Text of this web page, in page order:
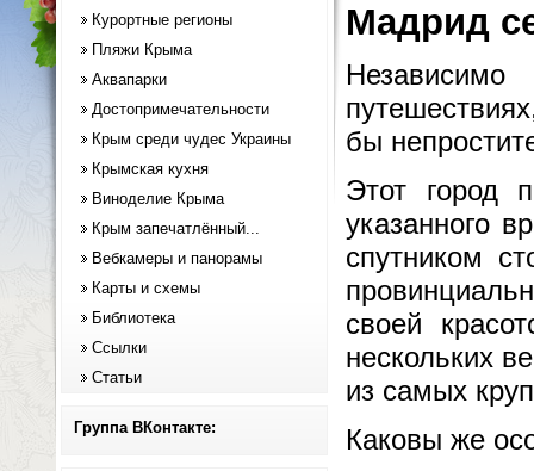
Курортные регионы
Пляжи Крыма
Аквапарки
Достопримечательности
Крым среди чудес Украины
Крымская кухня
Виноделие Крыма
Крым запечатлённый...
Вебкамеры и панорамы
Карты и схемы
Библиотека
Ссылки
Статьи
Группа ВКонтакте:
Мадрид
бы
Этот город
указанного
спутником
своей
нескольких
из самых
Каковы же